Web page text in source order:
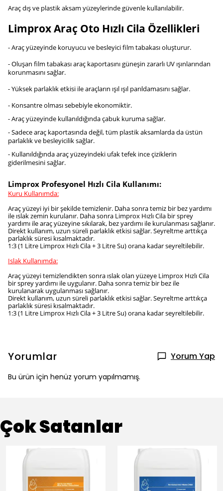
Araç dış ve plastik aksam yüzeylerinde güvenle kullanılabilir.
Limprox Araç Oto Hızlı Cila Özellikleri
- Araç yüzeyinde koruyucu ve besleyici film tabakası oluşturur.
- Oluşan film tabakası araç kaportasını güneşin zararlı UV ışınlarından
korunmasını sağlar.
- Yüksek parlaklık etkisi ile araçların ışıl ışıl parıldamasını sağlar.
- Konsantre olması sebebiyle ekonomiktir.
- Araç yüzeyinde kullanıldığında çabuk kuruma sağlar.
- Sadece araç kaportasında değil, tüm plastik aksamlarda da üstün
parlaklık ve besleyicilik sağlar.
- Kullanıldığında araç yüzeyindeki ufak tefek ince çiziklerin
giderilmesini sağlar.
Limprox Profesyonel Hızlı Cila Kullanımı:
Kuru Kullanımda:
Araç yüzeyi iyi bir şekilde temizlenir. Daha sonra temiz bir bez yardımı
ile ıslak zemin kurulanır. Daha sonra Limprox Hızlı Cila bir sprey
yardımı ile araç yüzeyine sıkılarak, bez yardımı ile kurulanması sağlanır.
Direkt kullanım, uzun süreli parlaklık etkisi sağlar. Seyreltme arttıkça
parlaklık süresi kısalmaktadır.
1:3 (1 Litre Limprox Hızlı Cila + 3 Litre Su) orana kadar seyreltilebilir.
Islak Kullanımda:
Araç yüzeyi temizlendikten sonra ıslak olan yüzeye Limprox Hızlı Cila
bir sprey yardımı ile uygulanır. Daha sonra temiz bir bez ile
kurulanarak uygulanması sağlanır.
Direkt kullanım, uzun süreli parlaklık etkisi sağlar. Seyreltme arttıkça
parlaklık süresi kısalmaktadır.
1:3(1 Litre Limprox Hızlı Cila + 3 Litre Su)orana kadar seyreltilebilir.
Yorumlar Yorum Yap
Bu ürün için henüz yorum yapılmamış.
Çok Satanlar